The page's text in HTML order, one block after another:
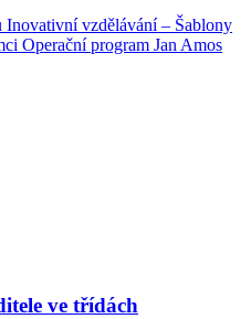
Inovativní vzdělávání – Šablony
Operační program Jan Amos
ve třídách